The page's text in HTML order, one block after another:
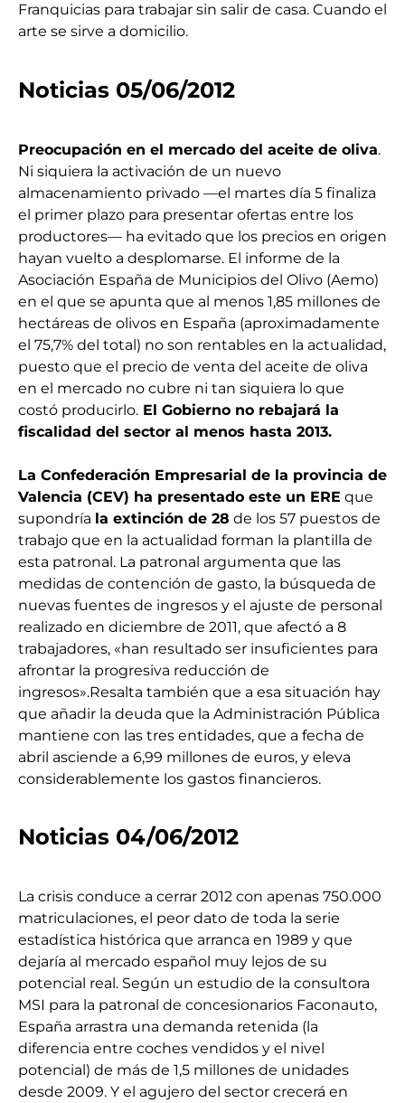
Franquicias para trabajar sin salir de casa. Cuando el
arte se sirve a domicilio.
Noticias 05/06/2012
Preocupación en el mercado del aceite de oliva.
Ni siquiera la activación de un nuevo
almacenamiento privado —el martes día 5 finaliza
el primer plazo para presentar ofertas entre los
productores— ha evitado que los precios en origen
hayan vuelto a desplomarse. El informe de la
Asociación España de Municipios del Olivo (Aemo)
en el que se apunta que al menos 1,85 millones de
hectáreas de olivos en España (aproximadamente
el 75,7% del total) no son rentables en la actualidad,
puesto que el precio de venta del aceite de oliva
en el mercado no cubre ni tan siquiera lo que
costó producirlo. El Gobierno no rebajará la
fiscalidad del sector al menos hasta 2013.
La Confederación Empresarial de la provincia de
Valencia (CEV) ha presentado este un ERE que
supondría la extinción de 28 de los 57 puestos de
trabajo que en la actualidad forman la plantilla de
esta patronal. La patronal argumenta que las
medidas de contención de gasto, la búsqueda de
nuevas fuentes de ingresos y el ajuste de personal
realizado en diciembre de 2011, que afectó a 8
trabajadores, «han resultado ser insuficientes para
afrontar la progresiva reducción de
ingresos».Resalta también que a esa situación hay
que añadir la deuda que la Administración Pública
mantiene con las tres entidades, que a fecha de
abril asciende a 6,99 millones de euros, y eleva
considerablemente los gastos financieros.
Noticias 04/06/2012
La crisis conduce a cerrar 2012 con apenas 750.000
matriculaciones, el peor dato de toda la serie
estadística histórica que arranca en 1989 y que
dejaría al mercado español muy lejos de su
potencial real. Según un estudio de la consultora
MSI para la patronal de concesionarios Faconauto,
España arrastra una demanda retenida (la
diferencia entre coches vendidos y el nivel
potencial) de más de 1,5 millones de unidades
desde 2009. Y el agujero del sector crecerá en